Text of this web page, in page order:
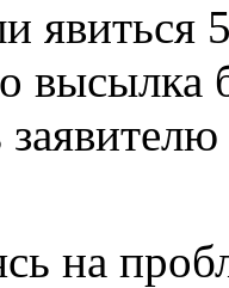
явиться
на